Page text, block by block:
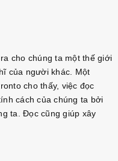
cho chúng ta một thế giới
của người khác. Một
cho thấy, việc đọc
cách của chúng ta bởi
ta. Đọc cũng giúp xây